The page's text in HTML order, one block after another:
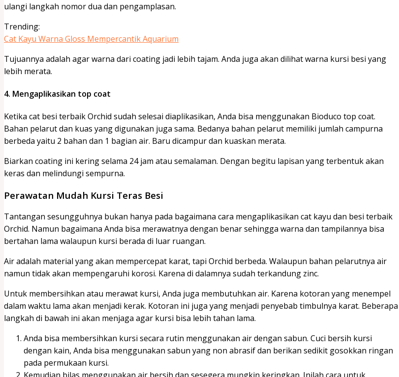
ulangi langkah nomor dua dan pengamplasan.
Trending:
Cat Kayu Warna Gloss Mempercantik Aquarium
Tujuannya adalah agar warna dari coating jadi lebih tajam. Anda juga akan dilihat warna kursi besi yang
lebih merata.
4. Mengaplikasikan top coat
Ketika cat besi terbaik Orchid sudah selesai diaplikasikan, Anda bisa menggunakan Bioduco top coat.
Bahan pelarut dan kuas yang digunakan juga sama. Bedanya bahan pelarut memiliki jumlah campurna
berbeda yaitu 2 bahan dan 1 bagian air. Baru dicampur dan kuaskan merata.
Biarkan coating ini kering selama 24 jam atau semalaman. Dengan begitu lapisan yang terbentuk akan
keras dan melindungi sempurna.
Perawatan Mudah Kursi Teras Besi
Tantangan sesungguhnya bukan hanya pada bagaimana cara mengaplikasikan cat kayu dan besi terbaik
Orchid. Namun bagaimana Anda bisa merawatnya dengan benar sehingga warna dan tampilannya bisa
bertahan lama walaupun kursi berada di luar ruangan.
Air adalah material yang akan mempercepat karat, tapi Orchid berbeda. Walaupun bahan pelarutnya air
namun tidak akan mempengaruhi korosi. Karena di dalamnya sudah terkandung zinc.
Untuk membersihkan atau merawat kursi, Anda juga membutuhkan air. Karena kotoran yang menempel
dalam waktu lama akan menjadi kerak. Kotoran ini juga yang menjadi penyebab timbulnya karat. Beberapa
langkah di bawah ini akan menjaga agar kursi bisa lebih tahan lama.
Anda bisa membersihkan kursi secara rutin menggunakan air dengan sabun. Cuci bersih kursi
dengan kain, Anda bisa menggunakan sabun yang non abrasif dan berikan sedikit gosokkan ringan
pada permukaan kursi.